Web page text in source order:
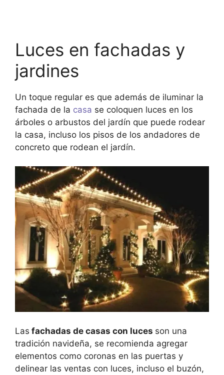
Luces en fachadas y
jardines
Un toque regular es que además de iluminar la
fachada de la casa se coloquen luces en los
árboles o arbustos del jardín que puede rodear
la casa, incluso los pisos de los andadores de
concreto que rodean el jardín.
Las fachadas de casas con luces son una
tradición navideña, se recomienda agregar
elementos como coronas en las puertas y
delinear las ventas con luces, incluso el buzón,